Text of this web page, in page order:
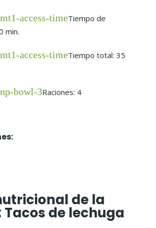
access-timeTiempo de
min.
access-timeTiempo total: 35
bowl-3Raciones: 4
de la
Tacos de lechuga